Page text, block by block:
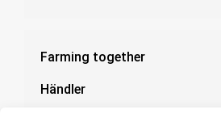
Farming together
Händler